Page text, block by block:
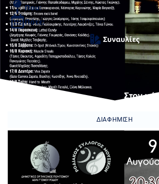
Που:
Πότε:
Συναυλίες
ΔΙΑΦΉΜΙΣΗ